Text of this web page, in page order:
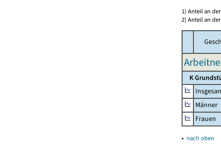
1) Anteil an
2) Anteil an
K
Männer
Frauen
▴ nach oben